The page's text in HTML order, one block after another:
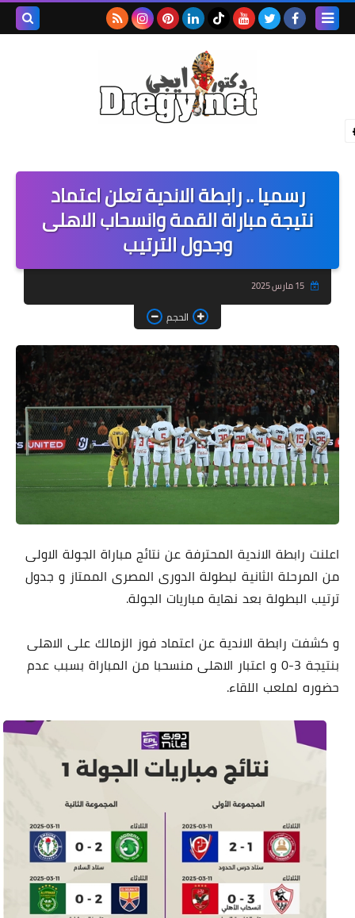
رسميا .. رابطة الاندية تعلن اعتماد
نتيجة مباراة القمة وانسحاب الاهلى
وجدول الترتيب
15 مارس 2025
الحجم
اعلنت رابطة الاندية المحترفة عن نتائج مباراة الجولة الاولى
من المرحلة الثانية لبطولة الدورى المصرى الممتاز و جدول
ترتيب البطولة بعد نهاية مباريات الجولة.
و كشفت رابطة الاندية عن اعتماد فوز الزمالك على الاهلى
بنتيجة 3-0 و اعتبار الاهلى منسحبا من المباراة بسبب عدم
حضوره لملعب اللقاء.